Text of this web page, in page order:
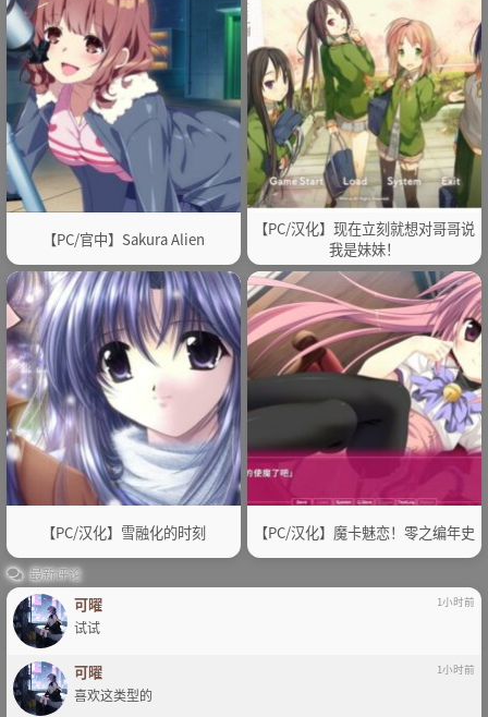
【PC/官中】Sakura Alien
【PC/汉化】现在立刻就想对哥哥说
我是妹妹！
【PC/汉化】雪融化的时刻 【PC/汉化】魔卡魅恋！零之编年史
最新评论
可曜 1小时前
试试
可曜 1小时前
喜欢这类型的